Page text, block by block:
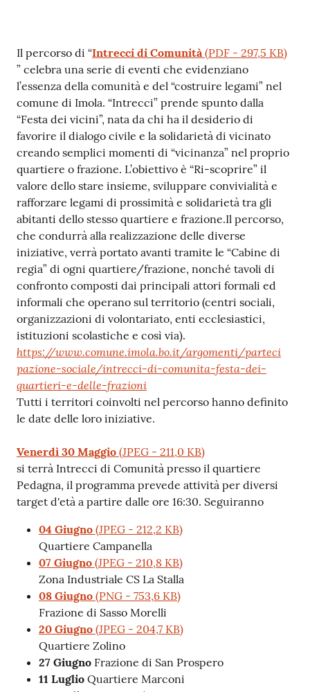
Tutti
gli
argomenti
Contenuto
Il percorso di “Intrecci di Comunità(PDF - 297,5 KB)
” celebra una serie di eventi che evidenziano
l’essenza della comunità e del “costruire legami” nel
comune di Imola. “Intrecci” prende spunto dalla
“Festa dei vicini”, nata da chi ha il desiderio di
favorire il dialogo civile e la solidarietà di vicinato
creando semplici momenti di “vicinanza” nel proprio
quartiere o frazione. L’obiettivo è “Ri-scoprire” il
valore dello stare insieme, sviluppare convivialità e
rafforzare legami di prossimità e solidarietà tra gli
abitanti dello stesso quartiere e frazione.Il percorso,
che condurrà alla realizzazione delle diverse
iniziative, verrà portato avanti tramite le “Cabine di
regia” di ogni quartiere/frazione, nonché tavoli di
confronto composti dai principali attori formali ed
informali che operano sul territorio (centri sociali,
organizzazioni di volontariato, enti ecclesiastici,
istituzioni scolastiche e così via).
https://www.comune.imola.bo.it/argomenti/parteci
pazione-sociale/intrecci-di-comunita-festa-dei-
quartieri-e-delle-frazioni
Tutti i territori coinvolti nel percorso hanno definito
le date delle loro iniziative.
Venerdì 30 Maggio (JPEG - 211,0 KB)
si terrà Intrecci di Comunità presso il quartiere
Pedagna, il programma prevede attività per diversi
target d'età a partire dalle ore 16:30. Seguiranno
04 Giugno (JPEG - 212,2 KB)
Quartiere Campanella
07 Giugno (JPEG - 210,8 KB)
Zona Industriale CS La Stalla
08 Giugno (PNG - 753,6 KB)
Frazione di Sasso Morelli
20 Giugno (JPEG - 204,7 KB)
Quartiere Zolino
27 Giugno Frazione di San Prospero
11 Luglio Quartiere Marconi